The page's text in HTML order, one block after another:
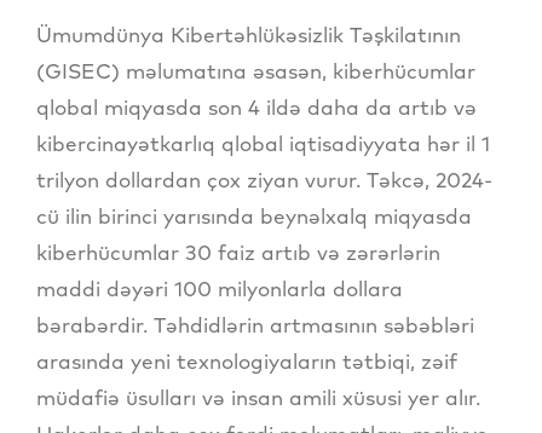
Ümumdünya Kibertəhlükəsizlik Təşkilatının
(GISEC) məlumatına əsasən, kiberhücumlar
qlobal miqyasda son 4 ildə daha da artıb və
kibercinayətkarlıq qlobal iqtisadiyyata hər il 1
trilyon dollardan çox ziyan vurur. Təkcə, 2024-
cü ilin birinci yarısında beynəlxalq miqyasda
kiberhücumlar 30 faiz artıb və zərərlərin
maddi dəyəri 100 milyonlarla dollara
bərabərdir. Təhdidlərin artmasının səbəbləri
arasında yeni texnologiyaların tətbiqi, zəif
müdafiə üsulları və insan amili xüsusi yer alır.